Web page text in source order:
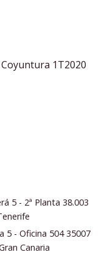
1T2020
5 - 2ª Planta 38.003
5 - Oficina 504 35007
Canaria